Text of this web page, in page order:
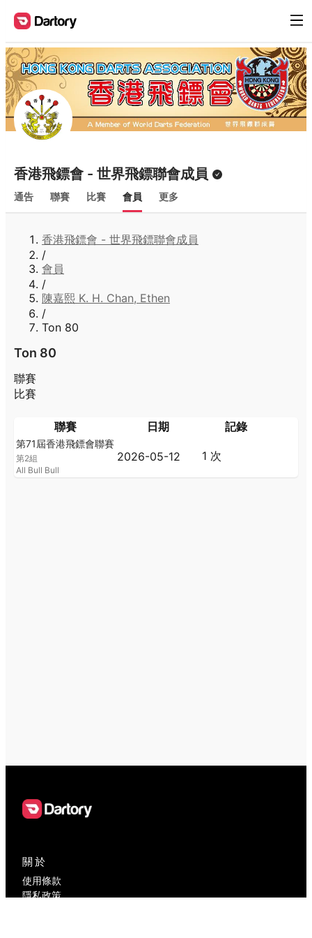
香港飛鏢會 - 世界飛鏢聯會成員
通告 聯賽 比賽 會員 更多
香港飛鏢會 - 世界飛鏢聯會成員
/
會員
/
陳嘉熙 K. H. Chan, Ethen
/
Ton 80
Ton 80
聯賽
比賽
聯賽 日期 記錄
第71屆香港飛鏢會聯賽
第2組
All Bull Bull
2026-05-12 1 次
關於
使用條款
隱私政策